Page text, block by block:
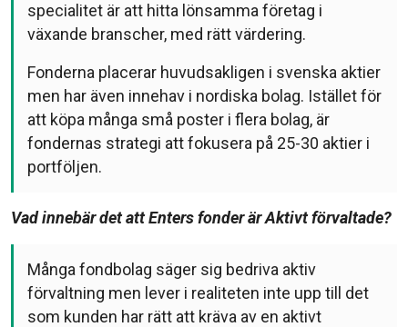
specialitet är att hitta lönsamma företag i
växande branscher, med rätt värdering.
Fonderna placerar huvudsakligen i svenska aktier
men har även innehav i nordiska bolag. Istället för
att köpa många små poster i flera bolag, är
fondernas strategi att fokusera på 25-30 aktier i
portföljen.
Vad innebär det att Enters fonder är Aktivt förvaltade?
Många fondbolag säger sig bedriva aktiv
förvaltning men lever i realiteten inte upp till det
som kunden har rätt att kräva av en aktivt